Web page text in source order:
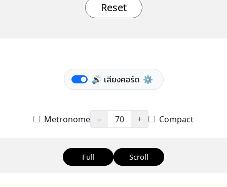
Reset
🔊 เสียงคอร์ด ⚙️
Metronome − 70 + Compact
Full Scroll